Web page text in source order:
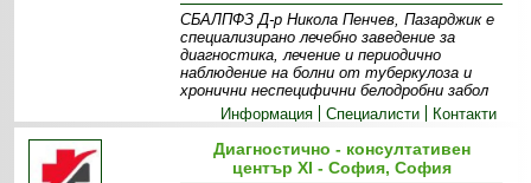
СБАЛПФЗ Д-р Никола Пенчев, Пазарджик е
специализирано лечебно заведение за
диагностика, лечение и периодично
наблюдение на болни от туберкулоза и
хронични неспецифични белодробни забол
Информация
Специалисти Контакти
Диагностично - консултативен
център XI - София, София